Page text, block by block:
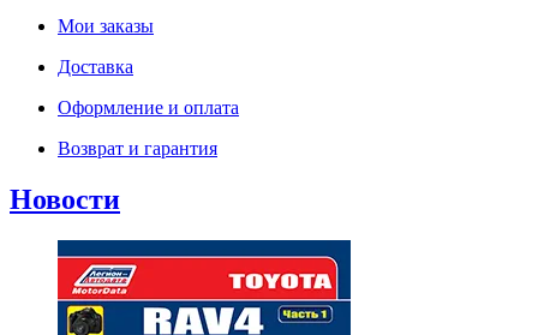
Мои заказы
Доставка
Оформление и оплата
Возврат и гарантия
Новости